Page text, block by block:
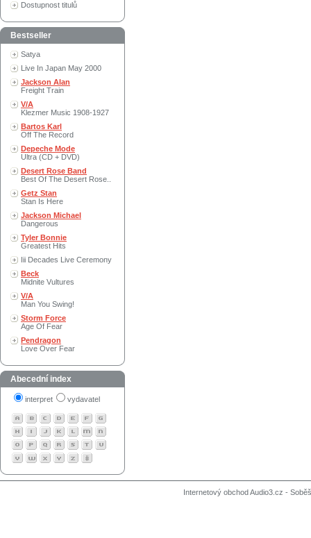
Dostupnost titulů
Bestseller
Satya
Live In Japan May 2000
Jackson Alan
Freight Train
V/A
Klezmer Music 1908-1927
Bartos Karl
Off The Record
Depeche Mode
Ultra (CD + DVD)
Desert Rose Band
Best Of The Desert Rose..
Getz Stan
Stan Is Here
Jackson Michael
Dangerous
Tyler Bonnie
Greatest Hits
Iii Decades Live Ceremony
Beck
Midnite Vultures
V/A
Man You Swing!
Storm Force
Age Of Fear
Pendragon
Love Over Fear
Abecední index
interpret vydavatel
Internetový obchod Audio3.cz -